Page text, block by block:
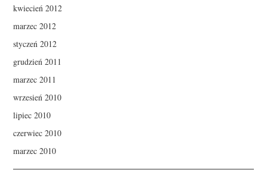
kwiecień 2012
marzec 2012
styczeń 2012
grudzień 2011
marzec 2011
wrzesień 2010
lipiec 2010
czerwiec 2010
marzec 2010